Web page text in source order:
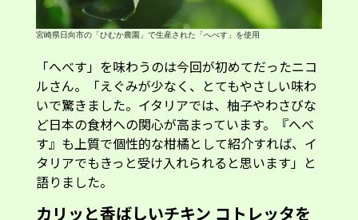
宮崎県日向市の「ひむか農園」で生産された「へべす」を使用
「へべす」を味わうのは今回が初めてだったニコ
ルさん。「えぐみが少なく、とてもやさしい味わ
いで驚きました。イタリアでは、柚子やわさびな
ど日本の食材への関心が高まっています。『へべ
す』も上質で個性的な柑橘として紹介すれば、イ
タリアでもきっと受け入れられると思います」と
語りました。
カリッと香ばしいチキン コトレッタを
「へべす」で爽やかに味変